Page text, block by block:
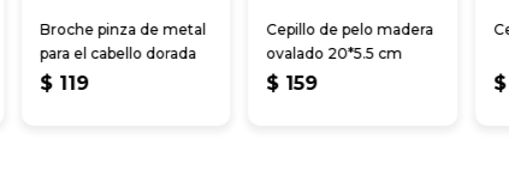
Broche pinza de metal
para el cabello dorada
$ 119
Cepillo de pelo madera
ovalado 20*5.5 cm
$ 159 $